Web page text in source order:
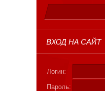
ВХОД НА САЙТ
Логин:
Пароль: